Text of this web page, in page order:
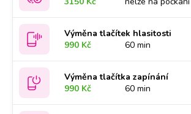
Výměna tlačítek hlasitosti
990 Kč
60 min
Výměna tlačítka zapínání
990 Kč
60 min